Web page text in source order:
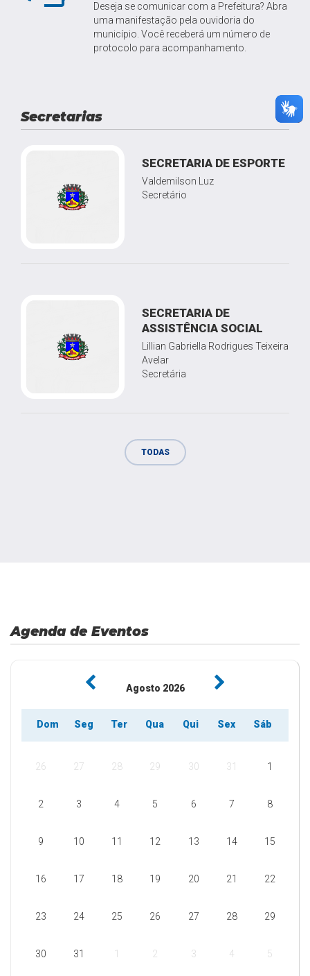
Deseja se comunicar com a Prefeitura? Abra
uma manifestação pela ouvidoria do
município. Você receberá um número de
protocolo para acompanhamento.
Secretarias
SECRETARIA DE ESPORTE
Valdemilson Luz
Secretário
SECRETARIA DE
ASSISTÊNCIA SOCIAL
Lillian Gabriella Rodrigues Teixeira
Avelar
Secretária
TODAS
Agenda de Eventos
Agosto 2026
Dom Seg Ter Qua Qui Sex Sáb
26 27 28 29 30 31 1
2 3 4 5 6 7 8
9 10 11 12 13 14 15
16 17 18 19 20 21 22
23 24 25 26 27 28 29
30 31 1 2 3 4 5